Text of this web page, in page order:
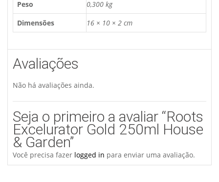
Peso
0,300 kg
Dimensões
16 × 10 × 2 cm
Avaliações
Não há avaliações ainda.
Seja o primeiro a avaliar “Roots
Excelurator Gold 250ml House
& Garden”
Você precisa fazer logged in para enviar uma avaliação.